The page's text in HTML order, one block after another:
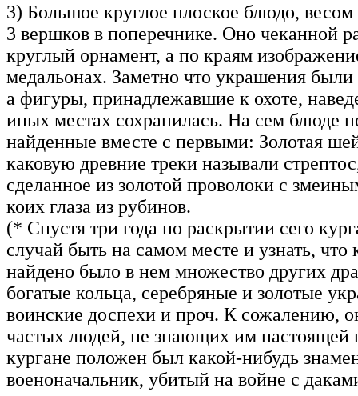
3) Большое круглое плоское блюдо,
3 вершков в поперечнике. Оно чеканной
круглый орнамент, а по краям
медальонах. Заметно что украшения
а фигуры, принадлежавшие к охоте,
иных местах сохранилась. На сем блюде
найденные вместе с первыми: Золотая
каковую древние треки называли
сделанное из золотой проволоки с
коих глаза из рубинов.
(* Спустя три года по раскрытии сего
случай быть на самом месте и узнать,
найдено было в нем множество других
богатые кольца, серебряные и золотые
воинские доспехи и проч. К сожалению,
частых людей, не знающих им настоящей
кургане положен был какой-нибудь
военоначальник, убитый на войне с